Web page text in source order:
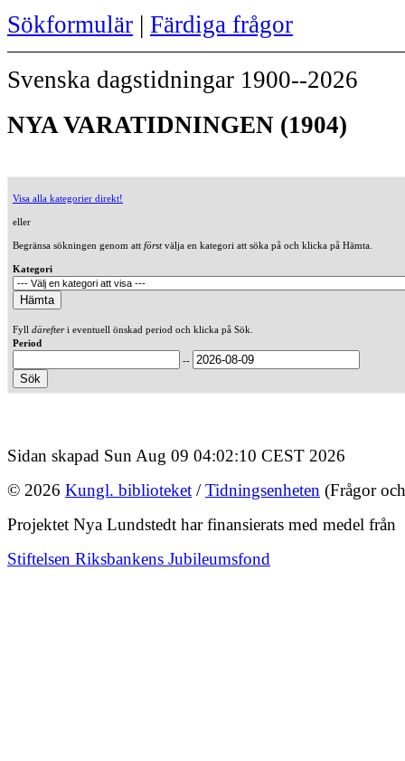
Sökformulär | Färdiga frågor
Svenska dagstidningar 1900--2026
NYA VARATIDNINGEN (1904)
Visa alla kategorier direkt!
eller
Begränsa sökningen genom att förstvälja en kategori att söka på och klicka på Hämta.
Kategori
Fyll därefteri eventuell önskad period och klicka på Sök.
Period
--
Sidan skapad Sun Aug 09 04:02:10 CEST 2026
© 2026 Kungl. biblioteket /Tidningsenheten (Frågor
Projektet Nya Lundstedt har finansierats med medel från
Stiftelsen Riksbankens Jubileumsfond